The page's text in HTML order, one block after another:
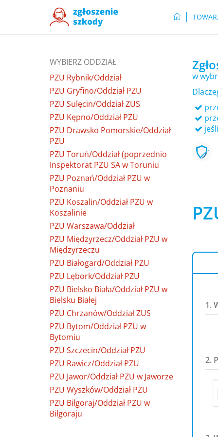
WYBIERZ ODDZIAŁ
PZU Rybnik/Oddział
PZU Gryfino/Oddział PZU
PZU Sulęcin/Oddział ZUS
PZU Kępno/Oddział PZU
PZU Drawsko Pomorskie/Oddział
PZU
PZU Toruń/Oddział (poprzednio
Inspektorat PZU SA w Toruniu
PZU Poznań/Oddział PZU w
Poznaniu
PZU Koszalin/Oddział PZU w
Koszalinie
PZU Warszawa/Oddział
PZU Międzyrzecz/Oddział PZU w
Międzyrzeczu
PZU Białogard/Oddział PZU
PZU Lębork/Oddział PZU
PZU Bielsko Biała/Oddział PZU w
Bielsku Białej
PZU Chrzanów/Oddział ZUS
PZU Bytom/Oddział PZU w
Bytomiu
PZU Szczecin/Oddział PZU
PZU Rawicz/Oddział PZU
PZU Jawor/Oddział PZU w Jaworze
PZU Wyszków/Oddział PZU
PZU Biłgoraj/Oddział PZU w
Biłgoraju
w
1.
2.